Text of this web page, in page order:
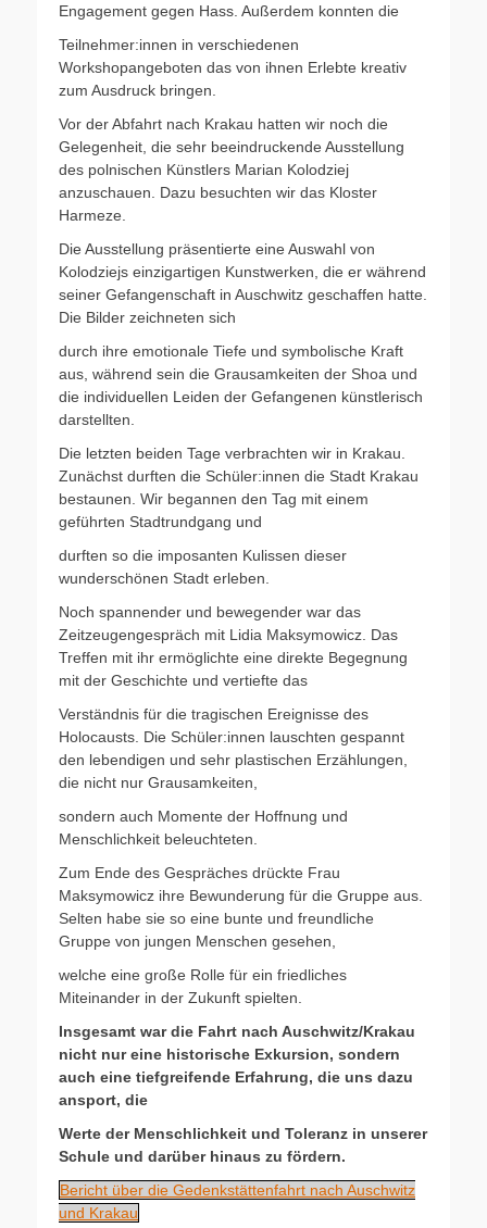
Engagement gegen Hass. Außerdem konnten die
Teilnehmer:innen in verschiedenen
Workshopangeboten das von ihnen Erlebte kreativ
zum Ausdruck bringen.
Vor der Abfahrt nach Krakau hatten wir noch die
Gelegenheit, die sehr beeindruckende Ausstellung
des polnischen Künstlers Marian Kolodziej
anzuschauen. Dazu besuchten wir das Kloster
Harmeze.
Die Ausstellung präsentierte eine Auswahl von
Kolodziejs einzigartigen Kunstwerken, die er während
seiner Gefangenschaft in Auschwitz geschaffen hatte.
Die Bilder zeichneten sich
durch ihre emotionale Tiefe und symbolische Kraft
aus, während sein die Grausamkeiten der Shoa und
die individuellen Leiden der Gefangenen künstlerisch
darstellten.
Die letzten beiden Tage verbrachten wir in Krakau.
Zunächst durften die Schüler:innen die Stadt Krakau
bestaunen. Wir begannen den Tag mit einem
geführten Stadtrundgang und
durften so die imposanten Kulissen dieser
wunderschönen Stadt erleben.
Noch spannender und bewegender war das
Zeitzeugengespräch mit Lidia Maksymowicz. Das
Treffen mit ihr ermöglichte eine direkte Begegnung
mit der Geschichte und vertiefte das
Verständnis für die tragischen Ereignisse des
Holocausts. Die Schüler:innen lauschten gespannt
den lebendigen und sehr plastischen Erzählungen,
die nicht nur Grausamkeiten,
sondern auch Momente der Hoffnung und
Menschlichkeit beleuchteten.
Zum Ende des Gespräches drückte Frau
Maksymowicz ihre Bewunderung für die Gruppe aus.
Selten habe sie so eine bunte und freundliche
Gruppe von jungen Menschen gesehen,
welche eine große Rolle für ein friedliches
Miteinander in der Zukunft spielten.
Insgesamt war die Fahrt nach Auschwitz/Krakau
nicht nur eine historische Exkursion, sondern
auch eine tiefgreifende Erfahrung, die uns dazu
ansport, die
Werte der Menschlichkeit und Toleranz in unserer
Schule und darüber hinaus zu fördern.
Bericht über die Gedenkstättenfahrt nach Auschwitz
und Krakau